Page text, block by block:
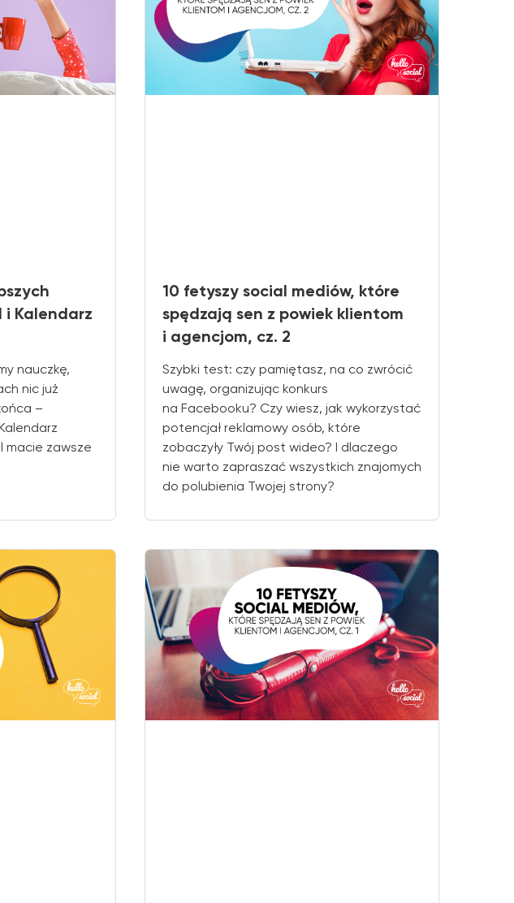
i Kalendarz
nauczkę,
nic już
–
macie zawsze
10 fetyszy social mediów, które
spędzają sen z powiek klientom
i agencjom, cz. 2
Szybki test: czy pamiętasz, na co zwrócić
uwagę, organizując konkurs
na Facebooku? Czy wiesz, jak wykorzystać
potencjał reklamowy osób, które
zobaczyły Twój post wideo? I dlaczego
nie warto zapraszać wszystkich znajomych
do polubienia Twojej strony?